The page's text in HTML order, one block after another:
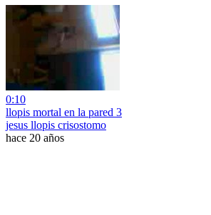
0:10
llopis mortal en la pared 3
jesus llopis crisostomo
hace 20 años